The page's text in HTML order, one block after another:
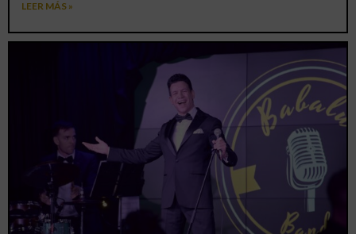
LEER MÁS »